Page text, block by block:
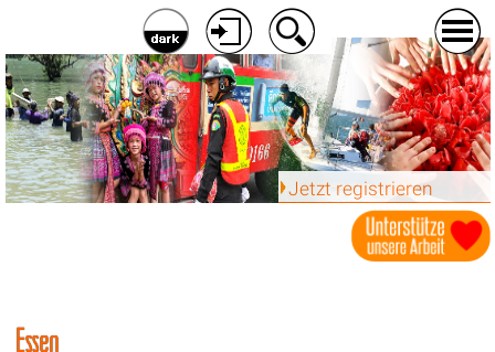
Jetzt registrieren
Essen